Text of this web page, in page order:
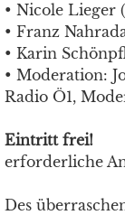
• Nicole Lieger
• Franz
• Karin
• Moderation:
Radio Ö1,
Eintritt frei!
erforderliche
Des